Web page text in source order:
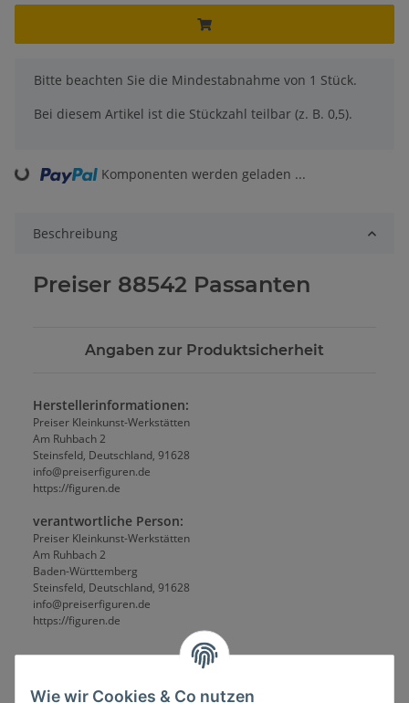
x
Bitte beachten Sie die Mindestabnahme von 1 Stück.
Bei diesem Artikel ist die Stückzahl teilbar (z. B. 0,5).
Loading... Komponenten werden geladen ...
Beschreibung
Preiser 88542 Passanten
Angaben zur Produktsicherheit
Herstellerinformationen:
Preiser Kleinkunst-Werkstätten
Am Ruhbach 2
Steinsfeld, Deutschland, 91628
info@preiserfiguren.de
https://figuren.de
verantwortliche Person:
Preiser Kleinkunst-Werkstätten
Am Ruhbach 2
Baden-Württemberg
Steinsfeld, Deutschland, 91628
info@preiserfiguren.de
https://figuren.de
Wie wir Cookies & Co nutzen